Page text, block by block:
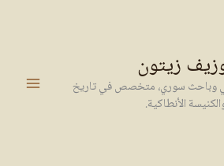
زيتون
وباحث سوري، متخصص في تاريخ
الأنطاكية.